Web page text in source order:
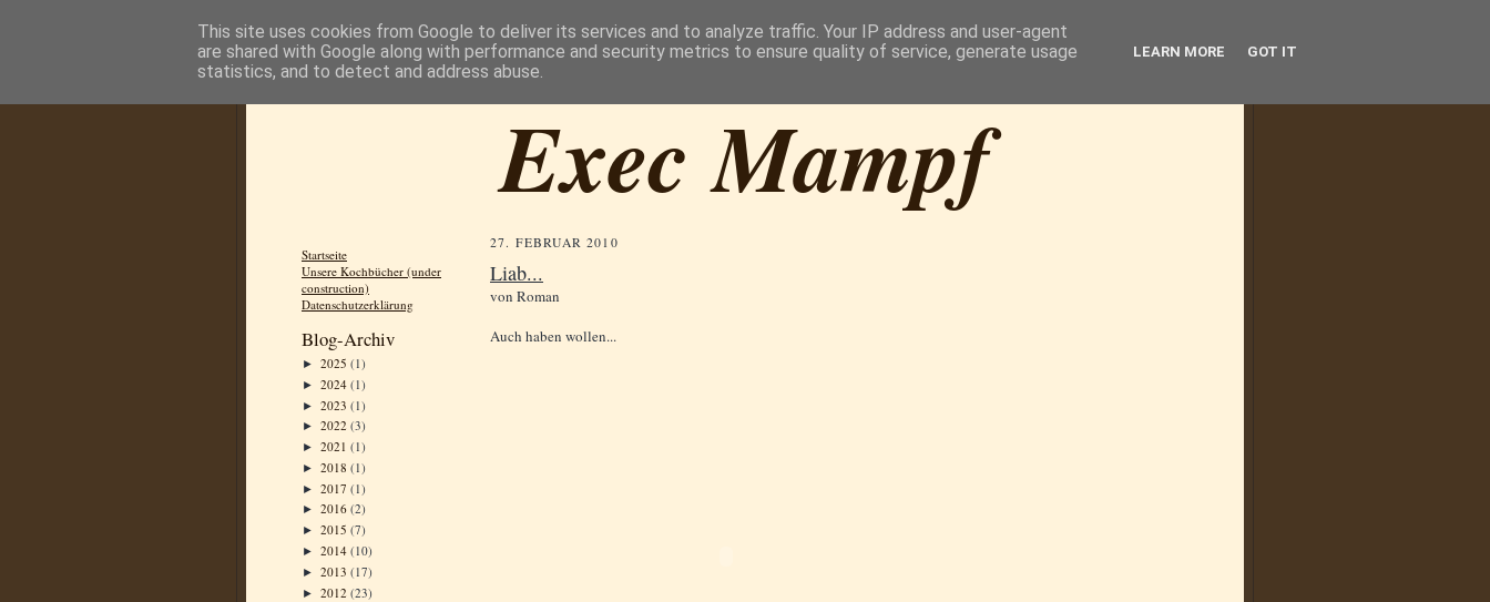
Exec Mampf
Startseite
Unsere Kochbücher (under
construction)
Datenschutzerklärung
Blog-Archiv
► 2025 (1)
► 2024 (1)
► 2023 (1)
► 2022 (3)
► 2021 (1)
► 2018 (1)
► 2017 (1)
► 2016 (2)
► 2015 (7)
► 2014 (10)
► 2013 (17)
► 2012 (23)
27. FEBRUAR 2010
Liab...
von Roman
Auch haben wollen...
This site uses cookies from Google to deliver its services and to analyze traffic. Your IP address and user-agent
are shared with Google along with performance and security metrics to ensure quality of service, generate usage
statistics, and to detect and address abuse.
LEARN MORE GOT IT